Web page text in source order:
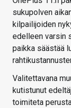
sukupolven
kilpailijoiden
edelleen varsin
paikka säästää
Valitettavana
kutistunut
toimiteta